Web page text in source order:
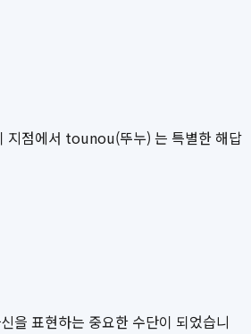
지점에서 tounou(뚜누) 는 특별한 해답
을 표현하는 중요한 수단이 되었습니